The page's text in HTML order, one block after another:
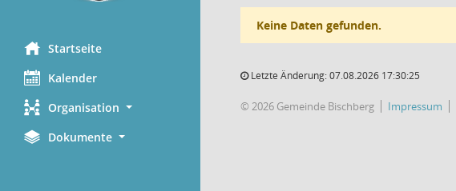
Startseite
Kalender
Organisation
Dokumente
Keine Daten gefunden.
Letzte Änderung: 07.08.2026 17:30:25
© 2026 Gemeinde Bischberg Impressum